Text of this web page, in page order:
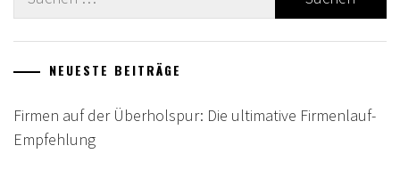
NEUESTE BEITRÄGE
Firmen auf der Überholspur: Die ultimative Firmenlauf-
Empfehlung